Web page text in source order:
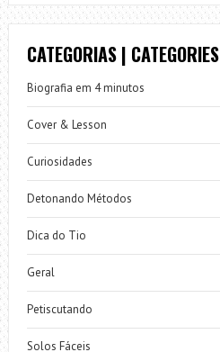
CATEGORIAS | CATEGORIES
Biografia em 4 minutos
Cover & Lesson
Curiosidades
Detonando Métodos
Dica do Tio
Geral
Petiscutando
Solos Fáceis